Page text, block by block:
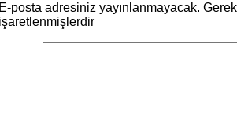
posta adresiniz yayınlanmayacak.